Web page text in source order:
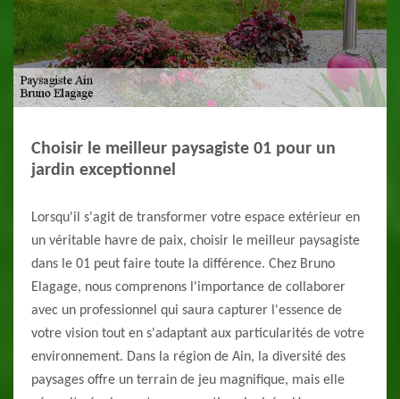
Choisir le meilleur paysagiste 01 pour un
jardin exceptionnel
Lorsqu'il s'agit de transformer votre espace extérieur en
un véritable havre de paix, choisir le meilleur paysagiste
dans le 01 peut faire toute la différence. Chez Bruno
Elagage, nous comprenons l'importance de collaborer
avec un professionnel qui saura capturer l'essence de
votre vision tout en s'adaptant aux particularités de votre
environnement. Dans la région de Ain, la diversité des
paysages offre un terrain de jeu magnifique, mais elle